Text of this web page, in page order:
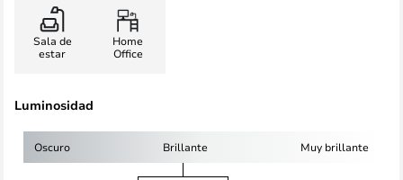
Sala de
estar
Home
Office
Luminosidad
Oscuro Brillante Muy brillante